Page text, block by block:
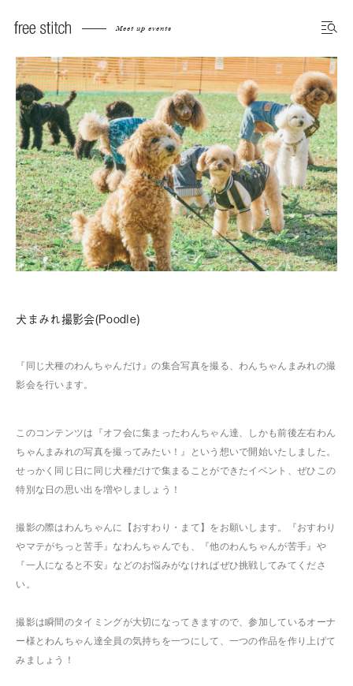
Meet up events
犬まみれ撮影会(Poodle)
『同じ犬種のわんちゃんだけ』の集合写真を撮る、わんちゃんまみれの撮
影会を行います。
このコンテンツは『オフ会に集まったわんちゃん達、しかも前後左右わん
ちゃんまみれの写真を撮ってみたい！』という想いで開始いたしました。
せっかく同じ日に同じ犬種だけで集まることができたイベント、ぜひこの
特別な日の思い出を増やしましょう！
撮影の際はわんちゃんに【おすわり・まて】をお願いします。『おすわり
やマテがちっと苦手』なわんちゃんでも、『他のわんちゃんが苦手』や
『一人になると不安』などのお悩みがなければぜひ挑戦してみてくださ
い。
撮影は瞬間のタイミングが大切になってきますので、参加しているオーナ
ー様とわんちゃん達全員の気持ちを一つにして、一つの作品を作り上げて
みましょう！